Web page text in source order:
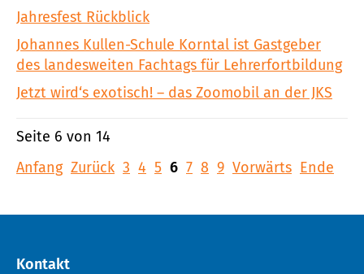
Jahresfest Rückblick
Johannes Kullen-Schule Korntal ist Gastgeber
des landesweiten Fachtags für Lehrerfortbildung
Jetzt wird‘s exotisch! – das Zoomobil an der JKS
Seite 6 von 14
Anfang Zurück 3 4 5 6 7 8 9 Vorwärts Ende
Kontakt